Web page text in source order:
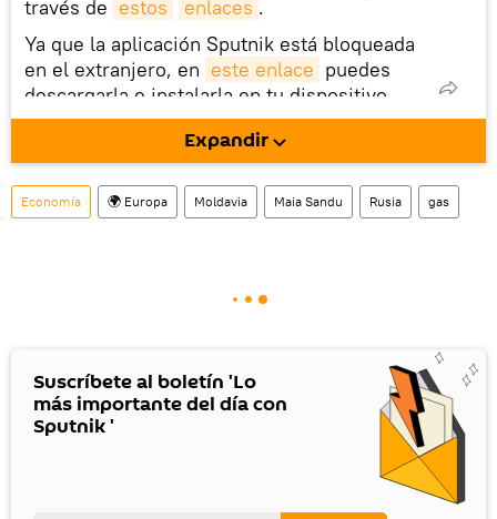
través de estos enlaces .
Ya que la aplicación Sputnik está bloqueada
en el extranjero, en este enlace puedes
descargarla e instalarla en tu dispositivo
móvil (¡solo para Android!).
También tenemos una cuenta en la red
social rusa VK .
Expandir
Economía 🌍 Europa Moldavia Maia Sandu Rusia gas
Suscríbete al boletín 'Lo
más importante del día con
Sputnik '